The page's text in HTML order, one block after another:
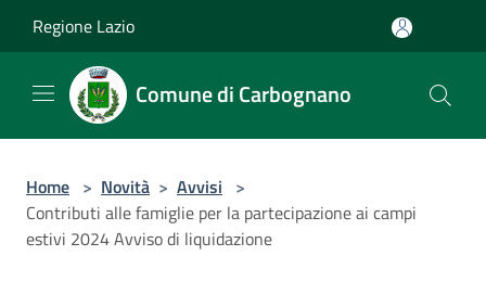
Regione Lazio
Comune di Carbognano
Home > Novità > Avvisi >
Contributi alle famiglie per la partecipazione ai campi
estivi 2024 Avviso di liquidazione